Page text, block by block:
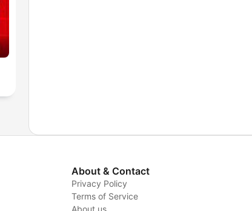
About & Contact
Privacy Policy
Terms of Service
About us